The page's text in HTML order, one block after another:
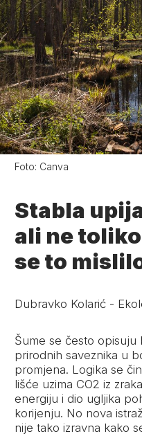
Foto: Canva
Stabla
ali ne
se to
Dubravko Kolarić -
Šume se često opisuju
prirodnih saveznika u
promjena. Logika se
lišće uzima CO2 iz
energiju i dio ugljika
korijenju. No nova
nije tako izravna kako